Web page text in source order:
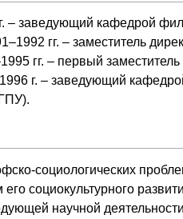
заведующий кафедрой
гг. – заместитель
гг. – первый
г. – заведующий
социологических
социокультурного
научной